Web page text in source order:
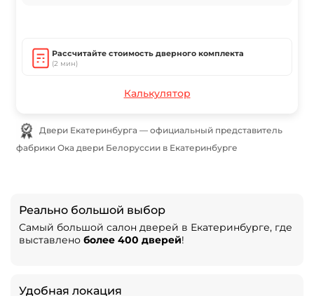
Рассчитайте стоимость дверного комплекта
(2 мин)
Калькулятор
фабрики Ока двери Белорусcии в Екатеринбурге
Реально большой выбор
Самый большой салон дверей в Екатеринбурге, где
выставлено более 400 дверей!
Удобная локация